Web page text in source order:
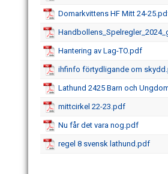
Domarkvittens HF Mitt 24-
Hantering av Lag-TO.pdf
ihfinfo förtydligande om
Lathund 2425 Barn och
mittcirkel 22-23.pdf
Nu får det vara nog.pdf
regel 8 svensk lathund.pdf